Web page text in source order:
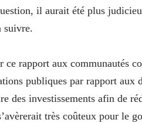
il aurait été plus
suivre.
rapport aux communautés
publiques par rapport aux
des investissements afin de
très coûteux pour le